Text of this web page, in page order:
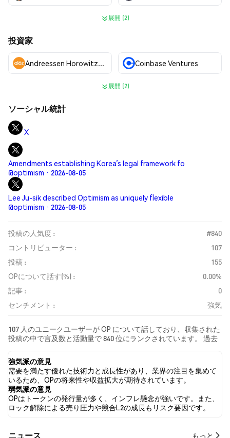
展開 (2)
投資家
Andreessen Horowitz (a16z) Coinbase Ventures
展開 (2)
ソーシャル統計
X
Amendments establishing Korea’s legal framework fo
@optimism · 2026-08-05
Lee Ju-sik described Optimism as uniquely flexible
@optimism · 2026-08-05
投稿の人気度 :
#840
コントリビューター :
107
投稿 :
155
OPについて話す(%) :
0.00%
記事 :
0
センチメント :
強気
107 人のユニークユーザーが OP について話しており、収集された
投稿の中で言及数と活動量で 840 位にランクされています。 過去
強気 でした。 最後に、OP に関するニュース記事が 0 件公開され
ました。 Twitterでは、40.14% のツイートが強気の感情を示し、
10.20% のツイートが弱気の感情を示しました。 49.66% のツイー
トは OP に対して中立的でした。 これらの感情分析は 147 件のツ
イートに基づいています。
強気派の意見
需要を満たす優れた技術力と成長性があり、業界の注目を集めて
いるため、OPの将来性や収益拡大が期待されています。
弱気派の意見
OPはトークンの発行量が多く、インフレ懸念が強いです。また、
ロック解除による売り圧力や競合L2の成長もリスク要因です。
​​ニュース​​ もっと